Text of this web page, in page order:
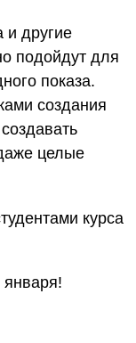
и другие
подойдут для
показа.
создания
целые
курса
января!